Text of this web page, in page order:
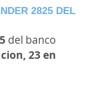
2825 DEL
del banco
23 en